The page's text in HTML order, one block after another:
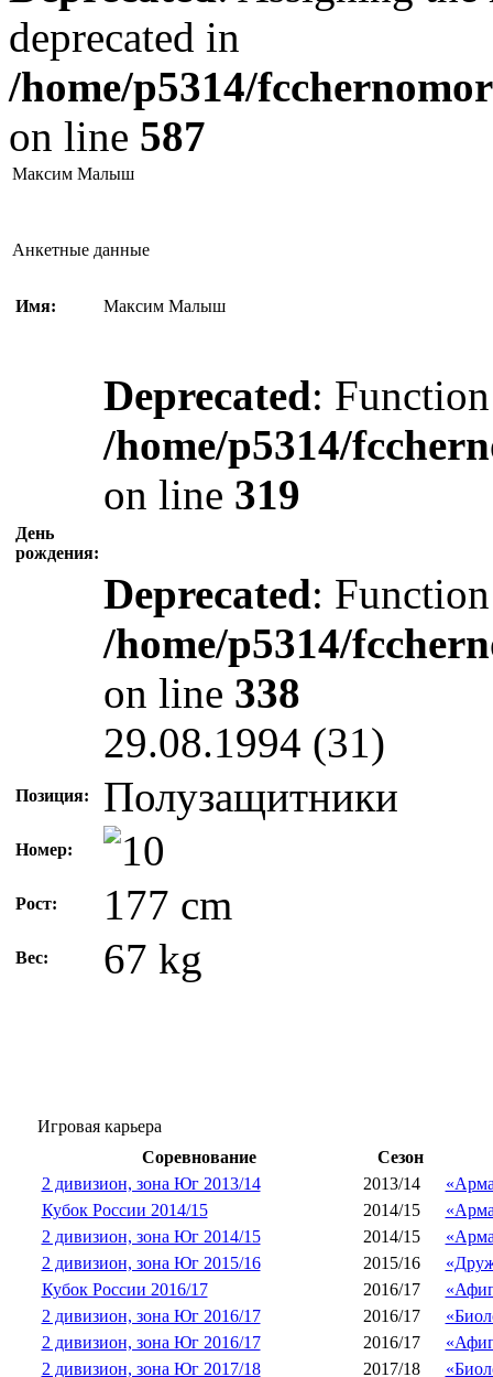
deprecated in
/home/p5314/
on line 587
Максим Малыш
Анкетные данные
Имя: Максим Малыш
День
рождения:
Deprecated:
/home/p5314/
on line 319
Deprecated:
/home/p5314/
on line 338
29.08.1994 (31)
Позиция: Полузащитники
Номер:
Рост: 177 cm
Вес: 67 kg
Игровая карьера
Соревнование
Сезон
2 дивизион, зона Юг 2013/14
2013/14
Кубок России 2014/15
2014/15
2 дивизион, зона Юг 2014/15
2014/15
2 дивизион, зона Юг 2015/16
2015/16
Кубок России 2016/17
2016/17
2 дивизион, зона Юг 2016/17
2016/17
2 дивизион, зона Юг 2016/17
2016/17
2 дивизион, зона Юг 2017/18
2017/18